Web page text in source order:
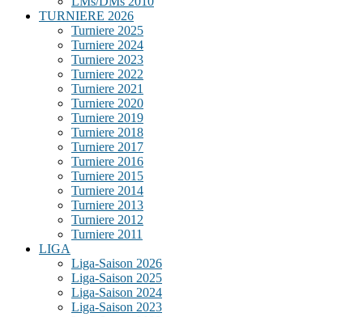
TURNIERE 2026
Turniere 2025
Turniere 2024
Turniere 2023
Turniere 2022
Turniere 2021
Turniere 2020
Turniere 2019
Turniere 2018
Turniere 2017
Turniere 2016
Turniere 2015
Turniere 2014
Turniere 2013
Turniere 2012
Turniere 2011
LIGA
Liga-Saison 2026
Liga-Saison 2025
Liga-Saison 2024
Liga-Saison 2023